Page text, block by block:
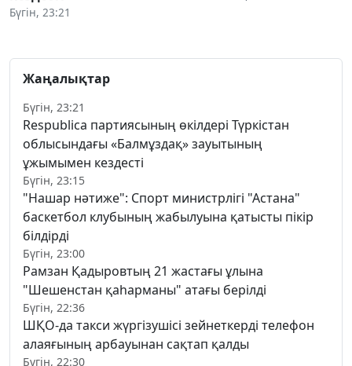
Бүгін, 23:21
Жаңалықтар
Бүгін, 23:21
Respublica партиясының өкілдері Түркістан
облысындағы «Балмұздақ» зауытының
ұжымымен кездесті
Бүгін, 23:15
"Нашар нәтиже": Спорт министрлігі "Астана"
баскетбол клубының жабылуына қатысты пікір
білдірді
Бүгін, 23:00
Рамзан Қадыровтың 21 жастағы ұлына
"Шешенстан қаһарманы" атағы берілді
Бүгін, 22:36
ШҚО-да такси жүргізушісі зейнеткерді телефон
алаяғының арбауынан сақтап қалды
Бүгін, 22:30